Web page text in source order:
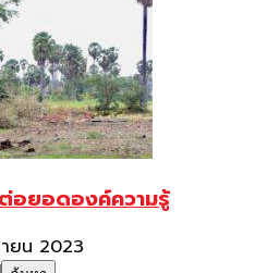
อยอดองค์ความรู้
ยน 2023